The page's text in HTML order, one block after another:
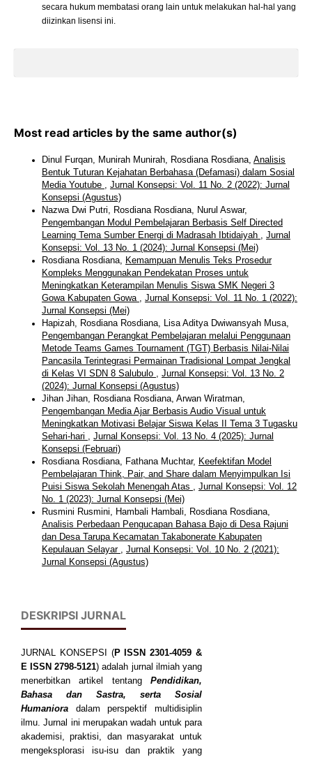
secara hukum membatasi orang lain untuk melakukan hal-hal yang
diizinkan lisensi ini.
Most read articles by the same author(s)
Dinul Furqan, Munirah Munirah, Rosdiana Rosdiana, Analisis
Bentuk Tuturan Kejahatan Berbahasa (Defamasi) dalam Sosial
Media Youtube , Jurnal Konsepsi: Vol. 11 No. 2 (2022): Jurnal
Konsepsi (Agustus)
Nazwa Dwi Putri, Rosdiana Rosdiana, Nurul Aswar,
Pengembangan Modul Pembelajaran Berbasis Self Directed
Learning Tema Sumber Energi di Madrasah Ibtidaiyah , Jurnal
Konsepsi: Vol. 13 No. 1 (2024): Jurnal Konsepsi (Mei)
Rosdiana Rosdiana, Kemampuan Menulis Teks Prosedur
Kompleks Menggunakan Pendekatan Proses untuk
Meningkatkan Keterampilan Menulis Siswa SMK Negeri 3
Gowa Kabupaten Gowa , Jurnal Konsepsi: Vol. 11 No. 1 (2022):
Jurnal Konsepsi (Mei)
Hapizah, Rosdiana Rosdiana, Lisa Aditya Dwiwansyah Musa,
Pengembangan Perangkat Pembelajaran melalui Penggunaan
Metode Teams Games Tournament (TGT) Berbasis Nilai-Nilai
Pancasila Terintegrasi Permainan Tradisional Lompat Jengkal
di Kelas VI SDN 8 Salubulo , Jurnal Konsepsi: Vol. 13 No. 2
(2024): Jurnal Konsepsi (Agustus)
Jihan Jihan, Rosdiana Rosdiana, Arwan Wiratman,
Pengembangan Media Ajar Berbasis Audio Visual untuk
Meningkatkan Motivasi Belajar Siswa Kelas II Tema 3 Tugasku
Sehari-hari , Jurnal Konsepsi: Vol. 13 No. 4 (2025): Jurnal
Konsepsi (Februari)
Rosdiana Rosdiana, Fathana Muchtar, Keefektifan Model
Pembelajaran Think, Pair, and Share dalam Menyimpulkan Isi
Puisi Siswa Sekolah Menengah Atas , Jurnal Konsepsi: Vol. 12
No. 1 (2023): Jurnal Konsepsi (Mei)
Rusmini Rusmini, Hambali Hambali, Rosdiana Rosdiana,
Analisis Perbedaan Pengucapan Bahasa Bajo di Desa Rajuni
dan Desa Tarupa Kecamatan Takabonerate Kabupaten
Kepulauan Selayar , Jurnal Konsepsi: Vol. 10 No. 2 (2021):
Jurnal Konsepsi (Agustus)
DESKRIPSI JURNAL
JURNAL KONSEPSI (P ISSN2301-4059 &
E ISSN2798-5121) adalah jurnal ilmiah yang
menerbitkan artikel tentang Pendidikan,
Bahasa dan Sastra, serta Sosial
Humaniora dalam perspektif multidisiplin
ilmu. Jurnal ini merupakan wadah untuk para
akademisi, praktisi, dan masyarakat untuk
mengeksplorasi isu-isu dan praktik yang